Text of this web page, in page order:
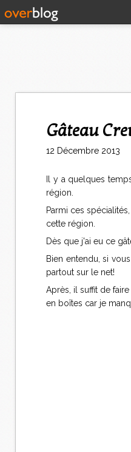
Gâteau
12 Décembre 2013
Il y a quelques
région.
Parmi ces
cette région.
Dès que j'ai eu ce
Bien entendu, si
partout sur le net!
Après, il suffit de
en boîtes car je